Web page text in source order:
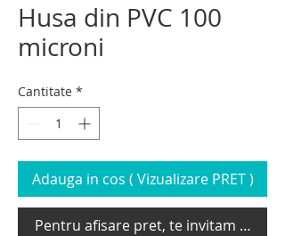
Husa din PVC 100
microni
Cantitate *
Adauga in cos ( Vizualizare PRET )
Pentru afisare pret, te invitam sa te